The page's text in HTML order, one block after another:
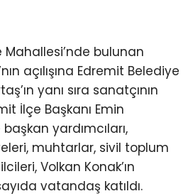
Mahallesi’nde bulunan
açılışına Edremit Belediye
yanı sıra sanatçının
İlçe Başkanı Emin
yardımcıları,
muhtarlar, sivil toplum
Volkan Konak’ın
vatandaş katıldı.